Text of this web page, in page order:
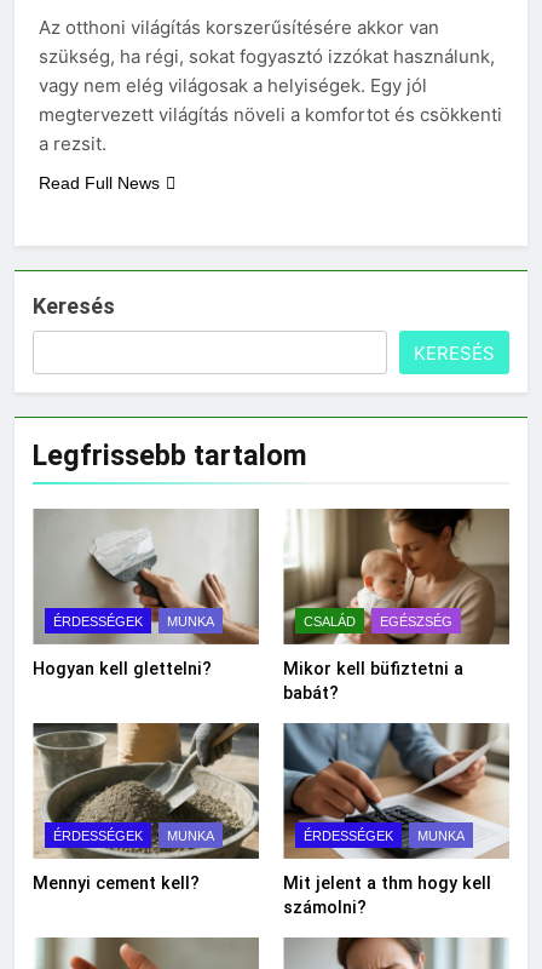
3 Nap Ezelőtt
Az otthoni világítás korszerűsítésére akkor van
szükség, ha régi, sokat fogyasztó izzókat használunk,
vagy nem elég világosak a helyiségek. Egy jól
megtervezett világítás növeli a komfortot és csökkenti
a rezsit.
Read Full News
Keresés
KERESÉS
Legfrissebb tartalom
ÉRDESSÉGEK MUNKA
Hogyan kell glettelni?
CSALÁD EGÉSZSÉG
Mikor kell büfiztetni a
babát?
ÉRDESSÉGEK MUNKA
Mennyi cement kell?
ÉRDESSÉGEK MUNKA
Mit jelent a thm hogy kell
számolni?